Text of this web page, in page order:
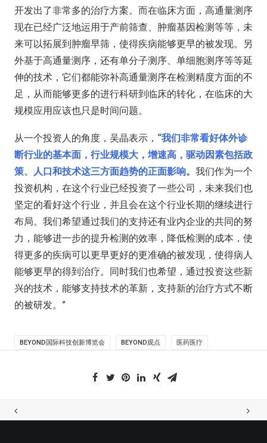
开发出了非常多的治疗方案。而在临床方面，高通量测序
现在已经广泛地运用于产前筛查、肿瘤基因检测等等，未
来可以拓展到肿瘤早筛，使得疾病能够更早的被发现。另
外基于高通量测序，还有单分子测序、单细胞测序等等延
伸的技术，它们都能弥补高通量测序在检测精度方面的不
足，从而能够更多的进行科研到临床的转化，在临床的大
规模应用应该也只是时间问题。
从一个投资人的角度，吴晶表示， “我们非常看好体外诊
断行业的基本面，行业规模大，增速高，驱动因素包括政
策、人口和技术这三方面趋势的正面影响。 我们作为一个
投资机构，在这个行业已经投资了一些公司，未来我们也
坚定的看好这个行业，并且会在这个行业长期的继续进行
布局。我们希望通过我们的支持还有业内企业的共同的努
力，能够进一步的提升检测的效率，降低检测的成本，使
得更多的疾病可以更早更好的更准确的被发现，使得病人
能够更早的得到治疗。同时我们也希望，通过投资这些新
兴的技术，能够支持技术的革新，支持新的治疗方式不断
的被研发。”
BEYOND国际科技创新博览会 BEYOND观点 医药医疗